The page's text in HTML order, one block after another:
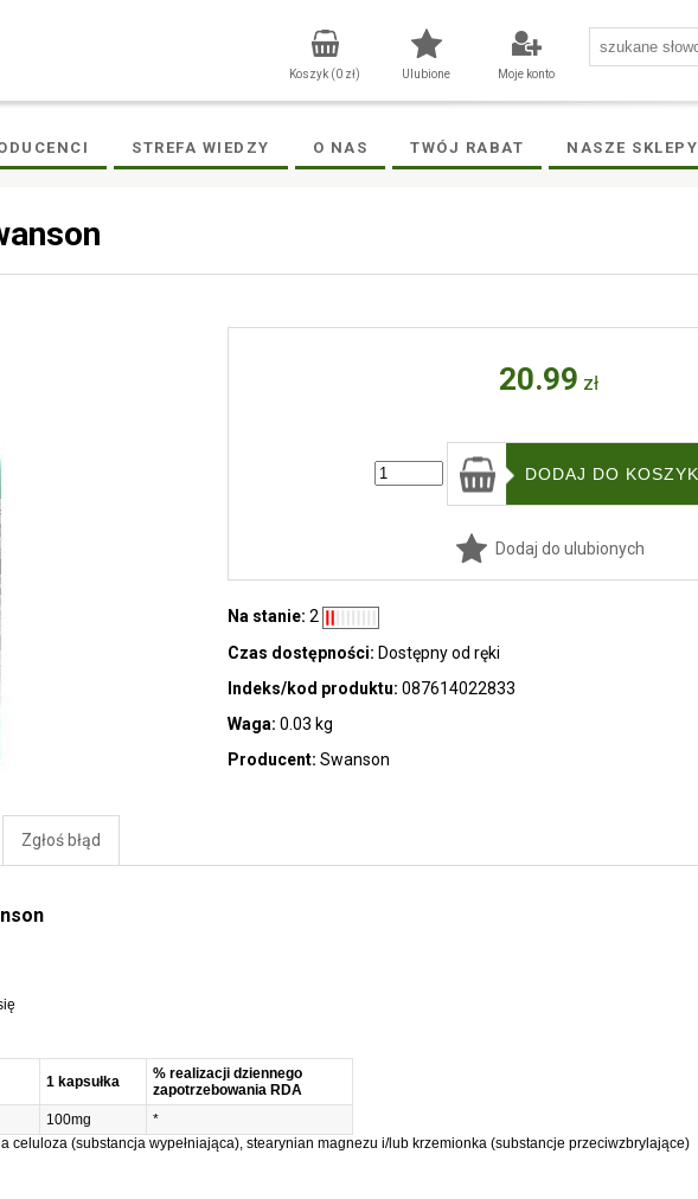
Moje konto
Ulubione
Koszyk (0 zł)
STREFA WIEDZY O NAS TWÓJ RABAT NASZE SKLEPY
20.99 zł
Dodaj do ulubionych
Na stanie: 2
Czas dostępności: Dostępny od ręki
Indeks/kod produktu: 087614022833
Waga: 0.03 kg
Producent: Swanson
Zgłoś błąd
1 kapsułka
% realizacji dziennego
zapotrzebowania RDA
100mg
*
celuloza (substancja wypełniająca), stearynian magnezu i/lub krzemionka (substancje przeciwzbrylające)